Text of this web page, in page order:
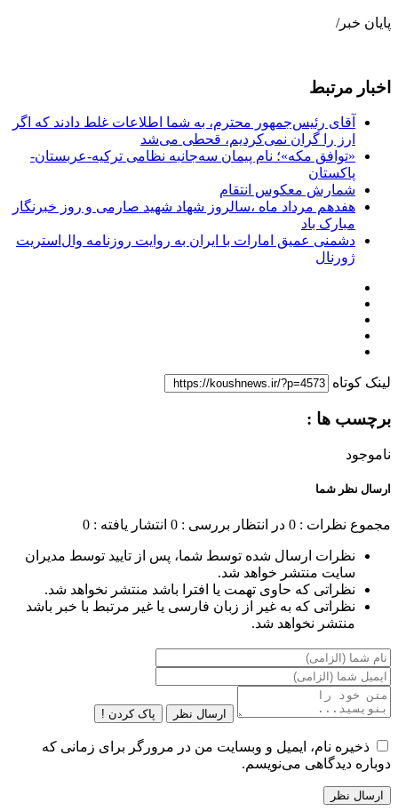
پایان خبر/
اخبار مرتبط
آقای رئیس‌جمهور محترم، به شما اطلاعات غلط دادند که اگر
ارز را گران نمی‌کردیم، قحطی می‌شد
«توافق مکه»؛ نام پیمان سه‌جانبه نظامی ترکیه-عربستان-
پاکستان
شمارش معکوس انتقام
هفدهم مرداد ماه ،سالروز شهاد شهید صارمی و روز خبرنگار
مبارک باد
دشمنی عمیق امارات با ایران به روایت روزنامه وال‌استریت
ژورنال
لینک کوتاه
برچسب ها :
ناموجود
ارسال نظر شما
مجموع نظرات : 0 در انتظار بررسی : 0 انتشار یافته : 0
نظرات ارسال شده توسط شما، پس از تایید توسط مدیران
سایت منتشر خواهد شد.
نظراتی که حاوی تهمت یا افترا باشد منتشر نخواهد شد.
نظراتی که به غیر از زبان فارسی یا غیر مرتبط با خبر باشد
منتشر نخواهد شد.
ارسال نظر پاک کردن !
ذخیره نام، ایمیل و وبسایت من در مرورگر برای زمانی که
دوباره دیدگاهی می‌نویسم.